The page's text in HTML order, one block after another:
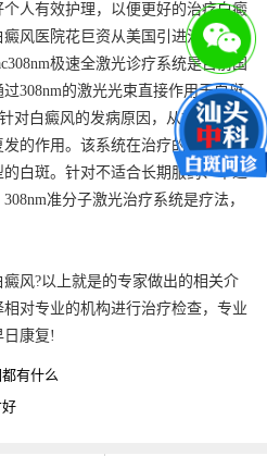
人有效护理，以便更好的治疗白癜
风医院花巨资从美国引进治疗白癜
极速全激光诊疗系统是目前国
308nm的激光光束直接作用于白斑
对白癜风的发病原因，从根本上解
的作用。该系统在治疗的同时，无
白斑。针对不适合长期服药、不适
准分子激光治疗系统是疗法，
风?以上就是的专家做出的相关介
对专业的机构进行治疗检查，专业
日康复!
有什么